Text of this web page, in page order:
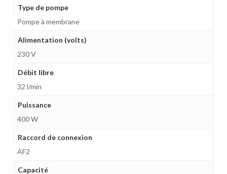
Type de pompe
Pompe à membrane
Alimentation (volts)
230 V
Débit libre
32 l/min
Puissance
400 W
Raccord de connexion
AF2
Capacité